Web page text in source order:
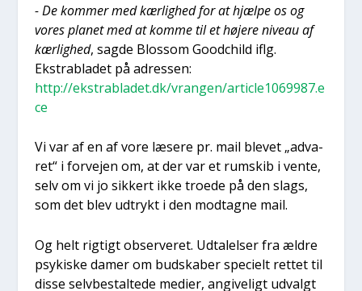
- De kom­mer med kær­lig­hed for at hjæl­pe os og
vores pla­net med at kom­me til et høje­re niveau af
kær­lig­hed, sag­de Blos­som Good­child iflg.
Ekstrabla­det på adres­sen:
http://ekstrabladet.dk/vrangen/article1069987.e
ce
Vi var af en af vore læse­re pr. mail ble­vet „adva­
ret“ i for­vej­en om, at der var et rum­skib i ven­te,
selv om vi jo sik­kert ikke tro­e­de på den slags,
som det blev udtrykt i den mod­tag­ne mail.
Og helt rig­tigt obser­ve­ret. Udta­lel­ser fra ældre
psy­ki­ske damer om bud­ska­ber spe­ci­elt ret­tet til
dis­se selv­be­stal­te­de medi­er, angi­ve­ligt udvalgt